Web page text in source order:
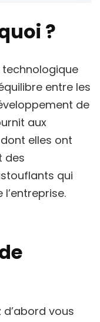
?
technologique
entre les
de
aux
elles ont
des
qui
vous